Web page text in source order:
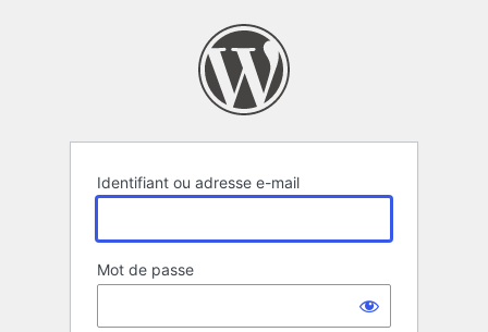
Identifiant ou adresse e-mail
Mot de passe